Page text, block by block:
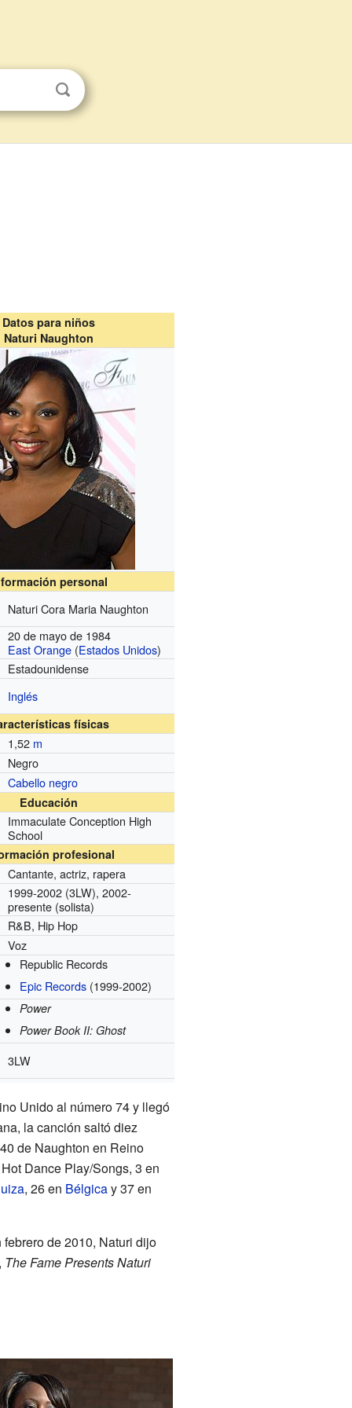
Datos para niños
Naturi Naughton
personal
Naturi Cora Maria Naughton
20 de mayo de 1984
East Orange (Estados Unidos)
Estadounidense
Inglés
físicas
1,52 m
Negro
Cabello negro
Educación
Immaculate Conception High
School
profesional
Cantante, actriz, rapera
1999-2002 (3LW), 2002-
presente (solista)
R&B, Hip Hop
Voz
Republic Records
Epic Records (1999-2002)
Power
Power Book II: Ghost
3LW
Unido al número 74 y llegó
la canción saltó diez
de Naughton en Reino
Dance Play/Songs, 3 en
, 26 en Bélgicay 37 en
de 2010, Naturi dijo
The Fame Presents Naturi